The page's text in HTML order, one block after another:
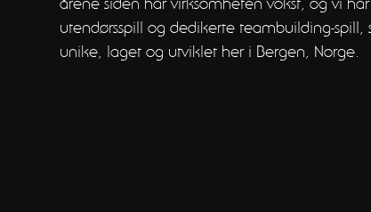
utendørsspill og dedikerte teambuilding-
unike, laget og utviklet her i Bergen, Norge.